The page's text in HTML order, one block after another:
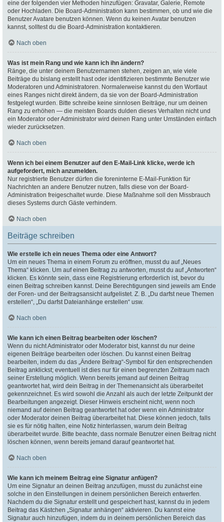
eine der folgenden vier Methoden hinzufügen: Gravatar, Galerie, Remote
oder Hochladen. Die Board-Administration kann bestimmen, ob und wie die
Benutzer Avatare benutzen können. Wenn du keinen Avatar benutzen
kannst, solltest du die Board-Administration kontaktieren.
Nach oben
Was ist mein Rang und wie kann ich ihn ändern?
Ränge, die unter deinem Benutzernamen stehen, zeigen an, wie viele
Beiträge du bislang erstellt hast oder identifizieren bestimmte Benutzer wie
Moderatoren und Administratoren. Normalerweise kannst du den Wortlaut
eines Ranges nicht direkt ändern, da sie von der Board-Administration
festgelegt wurden. Bitte schreibe keine sinnlosen Beiträge, nur um deinen
Rang zu erhöhen — die meisten Boards dulden dieses Verhalten nicht und
ein Moderator oder Administrator wird deinen Rang unter Umständen einfach
wieder zurücksetzen.
Nach oben
Wenn ich bei einem Benutzer auf den E-Mail-Link klicke, werde ich
aufgefordert, mich anzumelden.
Nur registrierte Benutzer dürfen die foreninterne E-Mail-Funktion für
Nachrichten an andere Benutzer nutzen, falls diese von der Board-
Administration freigeschaltet wurde. Diese Maßnahme soll den Missbrauch
dieses Systems durch Gäste verhindern.
Nach oben
Beiträge schreiben
Wie erstelle ich ein neues Thema oder eine Antwort?
Um ein neues Thema in einem Forum zu eröffnen, musst du auf „Neues
Thema“ klicken. Um auf einen Beitrag zu antworten, musst du auf „Antworten“
klicken. Es könnte sein, dass eine Registrierung erforderlich ist, bevor du
einen Beitrag schreiben kannst. Deine Berechtigungen sind jeweils am Ende
der Foren- und der Beitragsansicht aufgelistet. Z. B. „Du darfst neue Themen
erstellen“, „Du darfst Dateianhänge erstellen“ usw.
Nach oben
Wie kann ich einen Beitrag bearbeiten oder löschen?
Wenn du nicht Administrator oder Moderator bist, kannst du nur deine
eigenen Beiträge bearbeiten oder löschen. Du kannst einen Beitrag
bearbeiten, indem du das „Ändere Beitrag“-Symbol für den entsprechenden
Beitrag anklickst; eventuell ist dies nur für einen begrenzten Zeitraum nach
seiner Erstellung möglich. Wenn bereits jemand auf deinen Beitrag
geantwortet hat, wird dein Beitrag in der Themenansicht als überarbeitet
gekennzeichnet. Es wird sowohl die Anzahl als auch der letzte Zeitpunkt der
Bearbeitungen angezeigt. Dieser Hinweis erscheint nicht, wenn noch
niemand auf deinen Beitrag geantwortet hat oder wenn ein Administrator
oder Moderator deinen Beitrag überarbeitet hat. Diese können jedoch, falls
sie es für nötig halten, eine Notiz hinterlassen, warum dein Beitrag
überarbeitet wurde. Bitte beachte, dass normale Benutzer einen Beitrag nicht
löschen können, wenn bereits jemand darauf geantwortet hat.
Nach oben
Wie kann ich meinem Beitrag eine Signatur anfügen?
Um eine Signatur an deinen Beitrag anzufügen, musst du zunächst eine
solche in den Einstellungen in deinem persönlichen Bereich entwerfen.
Nachdem du die Signatur erstellt und gespeichert hast, kannst du in jedem
Beitrag das Kästchen „Signatur anhängen“ aktivieren. Du kannst eine
Signatur auch hinzufügen, indem du in deinem persönlichen Bereich das